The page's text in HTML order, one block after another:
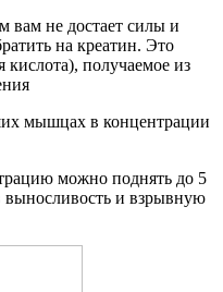
вам не достает силы и
на креатин. Это
кислота), получаемое из
мышцах в концентрации
можно поднять до 5
выносливость и взрывную